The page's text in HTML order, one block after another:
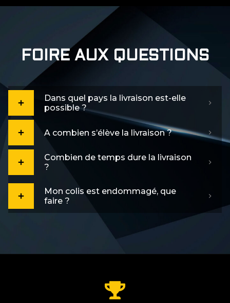
FOIRE AUX QUESTIONS
Dans quel pays la livraison est-elle
possible ?
A combien s’élève la livraison ?
Combien de temps dure la livraison
?
Mon colis est endommagé, que
faire ?